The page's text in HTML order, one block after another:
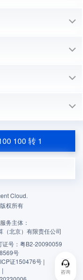
咨询
100 转 1
Cloud.
权所有
务主体：
（北京）有限责任公司
号： 粤B2-20090059
号
证150476号 |
|